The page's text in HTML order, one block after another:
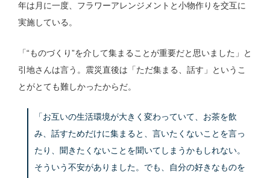
年は月に一度、フラワーアレンジメントと小物作りを交互に
実施している。
「“ものづくり”を介して集まることが重要だと思いました」と
引地さんは言う。震災直後は「ただ集まる、話す」というこ
とがとても難しかったからだ。
「お互いの生活環境が大きく変わっていて、お茶を飲
み、話すためだけに集まると、言いたくないことを言っ
たり、聞きたくないことを聞いてしまうかもしれない。
そういう不安がありました。でも、自分の好きなものを